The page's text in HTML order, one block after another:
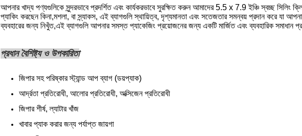
আপনার খাদ্য পণ্যগুলিকে সুন্দরভাবে প্রদর্শিত এবং কার্যকরভাবে সুরক্ষিত করুন আমাদের 5.5 x 7.9 ইঞ্চি স্বচ্ছ সিলিং
প্যাকিং করছেন কিনা,মশলা, বা স্ন্যাকস, এই ব্যাগগুলি স্থায়িত্ব, দৃশ্যমানতা এবং সতেজতার সমন্বয় প্রদান করে যা
ব্যবহারের জন্য নিখুঁত,এই ব্যাগগুলি আপনার সমস্ত প্যাকেজিং প্রয়োজনের জন্য একটি মার্জিত এবং ব্যবহারিক সমাধান
প্রধান বৈশিষ্ট্য ও উপকারিতা
জিপার সহ পরিষ্কার স্ট্যান্ড আপ ব্যাগ (ডয়প্যাক)
আর্দ্রতা প্রতিরোধী, আলোর প্রতিরোধী, অক্সিজেন প্রতিরোধী
জিপার শীর্ষ, ল্যাটার খাঁজ
খাবার প্যাক করার জন্য পর্যাপ্ত জায়গা